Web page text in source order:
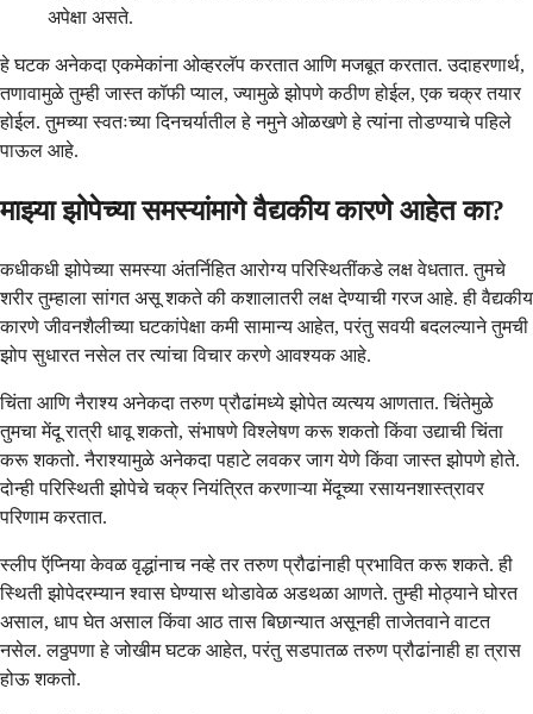
अपेक्षा असते.
हे घटक अनेकदा एकमेकांना ओव्हरलॅप करतात आणि मजबूत करतात. उदाहरणार्थ,
तणावामुळे तुम्ही जास्त कॉफी प्याल, ज्यामुळे झोपणे कठीण होईल, एक चक्र तयार
होईल. तुमच्या स्वतःच्या दिनचर्यातील हे नमुने ओळखणे हे त्यांना तोडण्याचे पहिले
पाऊल आहे.
माझ्या झोपेच्या समस्यांमागे वैद्यकीय कारणे आहेत का?
कधीकधी झोपेच्या समस्या अंतर्निहित आरोग्य परिस्थितींकडे लक्ष वेधतात. तुमचे
शरीर तुम्हाला सांगत असू शकते की कशालातरी लक्ष देण्याची गरज आहे. ही वैद्यकीय
कारणे जीवनशैलीच्या घटकांपेक्षा कमी सामान्य आहेत, परंतु सवयी बदलल्याने तुमची
झोप सुधारत नसेल तर त्यांचा विचार करणे आवश्यक आहे.
चिंता आणि नैराश्य अनेकदा तरुण प्रौढांमध्ये झोपेत व्यत्यय आणतात. चिंतेमुळे
तुमचा मेंदू रात्री धावू शकतो, संभाषणे विश्लेषण करू शकतो किंवा उद्याची चिंता
करू शकतो. नैराश्यामुळे अनेकदा पहाटे लवकर जाग येणे किंवा जास्त झोपणे होते.
दोन्ही परिस्थिती झोपेचे चक्र नियंत्रित करणाऱ्या मेंदूच्या रसायनशास्त्रावर
परिणाम करतात.
स्लीप ऍप्निया केवळ वृद्धांनाच नव्हे तर तरुण प्रौढांनाही प्रभावित करू शकते. ही
स्थिती झोपेदरम्यान श्वास घेण्यास थोडावेळ अडथळा आणते. तुम्ही मोठ्याने घोरत
असाल, धाप घेत असाल किंवा आठ तास बिछान्यात असूनही ताजेतवाने वाटत
नसेल. लठ्ठपणा हे जोखीम घटक आहेत, परंतु सडपातळ तरुण प्रौढांनाही हा त्रास
होऊ शकतो.